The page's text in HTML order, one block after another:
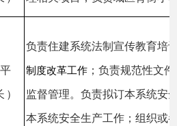
负责住建系统法制宣传教育培
制度改革工作 ；负责规范性文
监督管理。负责拟订本系统安
本系统安全生产工作；组织或